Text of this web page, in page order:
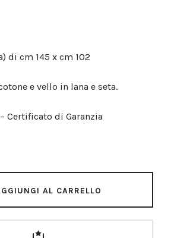
di cm 145 x cm 102
e vello in lana e seta.
Certificato di Garanzia
AL CARRELLO